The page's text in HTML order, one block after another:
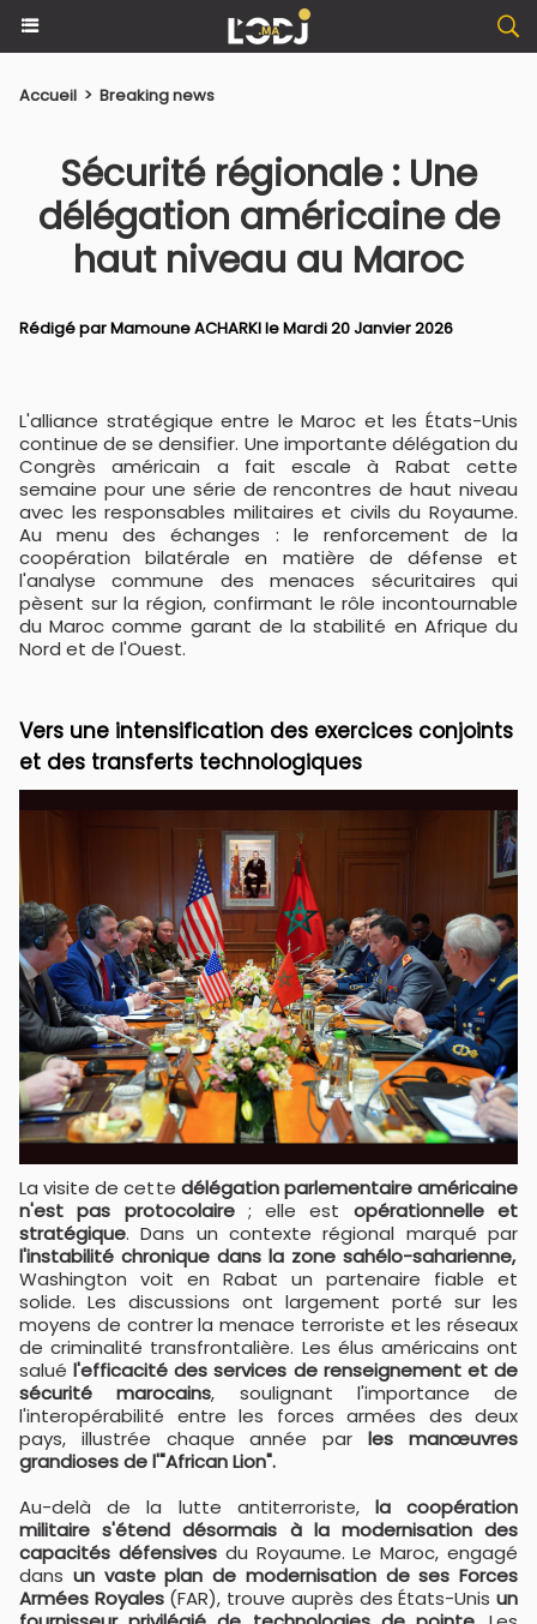
Accueil > Breaking news
Sécurité régionale : Une
délégation américaine de
haut niveau au Maroc
Rédigé parMamoune ACHARKIle Mardi 20 Janvier 2026
L'alliance stratégique entre le Maroc et les États-Unis
continue de se densifier. Une importante délégation du
Congrès américain a fait escale à Rabat cette
semaine pour une série de rencontres de haut niveau
avec les responsables militaires et civils du Royaume.
Au menu des échanges : le renforcement de la
coopération bilatérale en matière de défense et
l'analyse commune des menaces sécuritaires qui
pèsent sur la région, confirmant le rôle incontournable
du Maroc comme garant de la stabilité en Afrique du
Nord et de l'Ouest.
Vers une intensification des exercices conjoints
et des transferts technologiques
La visite de cette délégation parlementaire américaine
n'est pas protocolaire; elle est opérationnelle et
stratégique. Dans un contexte régional marqué par
l'instabilité chronique dans la zone sahélo-saharienne,
Washington voit en Rabat un partenaire fiable et
solide. Les discussions ont largement porté sur les
moyens de contrer la menace terroriste et les réseaux
de criminalité transfrontalière. Les élus américains ont
saluél'efficacité des services de renseignement et de
sécurité marocains, soulignant l'importance de
l'interopérabilité entre les forces armées des deux
pays, illustrée chaque année parles manœuvres
grandioses de l'"African Lion".
Au-delà de la lutte antiterroriste,la coopération
militaire s'étend désormais à la modernisation des
capacités défensivesdu Royaume. Le Maroc, engagé
dans un vaste plan de modernisation de ses Forces
Armées Royales (FAR), trouve auprès des États-Unisun